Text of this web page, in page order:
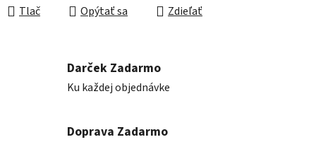
Tlač Opýtať sa Zdieľať
Darček Zadarmo
Ku každej objednávke
Doprava Zadarmo